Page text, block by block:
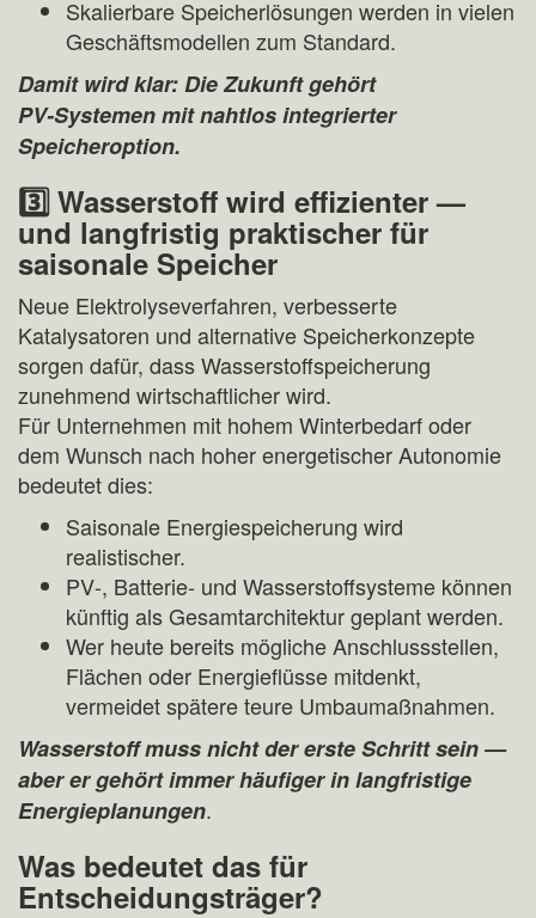
Skalierbare Speicherlösungen werden in vielen
Geschäftsmodellen zum Standard.
Damit wird klar: Die Zukunft gehört
PV‑Systemen mit nahtlos integrierter
Speicheroption.
3️⃣ Wasserstoff wird effizienter —
und langfristig praktischer für
saisonale Speicher
Neue Elektrolyseverfahren, verbesserte
Katalysatoren und alternative Speicherkonzepte
sorgen dafür, dass Wasserstoffspeicherung
zunehmend wirtschaftlicher wird.
Für Unternehmen mit hohem Winterbedarf oder
dem Wunsch nach hoher energetischer Autonomie
bedeutet dies:
Saisonale Energiespeicherung wird
realistischer.
PV‑, Batterie‑ und Wasserstoffsysteme können
künftig als Gesamtarchitektur geplant werden.
Wer heute bereits mögliche Anschlussstellen,
Flächen oder Energieflüsse mitdenkt,
vermeidet spätere teure Umbaumaßnahmen.
Wasserstoff muss nicht der erste Schritt sein —
aber er gehört immer häufiger in langfristige
Energieplanungen.
Was bedeutet das für
Entscheidungsträger?